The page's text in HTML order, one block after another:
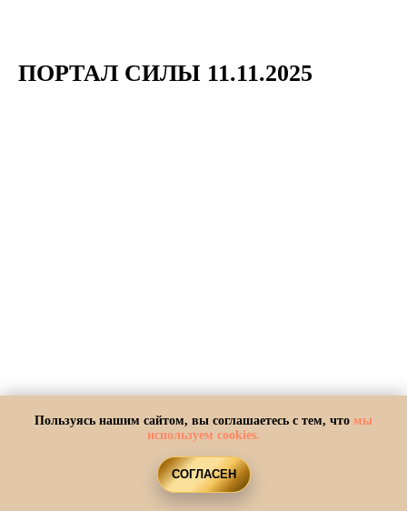
ПОРТАЛ СИЛЫ 11.11.2025
ПОЧЕМУ МЫ МЕНЯЕМСЯ
КОГДА ВСТУПАЕМ В БРАК
Пользуясь нашим сайтом, вы соглашаетесь с тем, что мы
используем cookies.
СОГЛАСЕН